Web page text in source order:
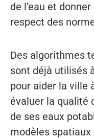
de l’eau et
respect des
Des algorithmes
sont déjà utilisés
pour aider la ville
évaluer la qualité
de ses eaux
modèles